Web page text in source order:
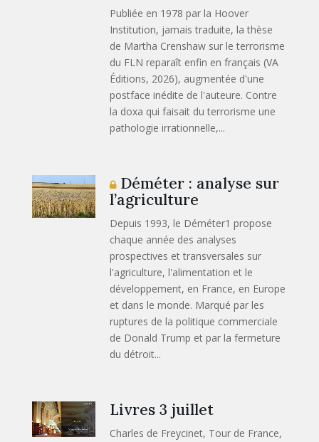
Publiée en 1978 par la Hoover
Institution, jamais traduite, la thèse
de Martha Crenshaw sur le terrorisme
du FLN reparaît enfin en français (VA
Éditions, 2026), augmentée d'une
postface inédite de l'auteure. Contre
la doxa qui faisait du terrorisme une
pathologie irrationnelle,...
Déméter : analyse sur
l’agriculture
Depuis 1993, le Déméter1 propose
chaque année des analyses
prospectives et transversales sur
l'agriculture, l'alimentation et le
développement, en France, en Europe
et dans le monde. Marqué par les
ruptures de la politique commerciale
de Donald Trump et par la fermeture
du détroit...
Livres 3 juillet
Charles de Freycinet, Tour de France,